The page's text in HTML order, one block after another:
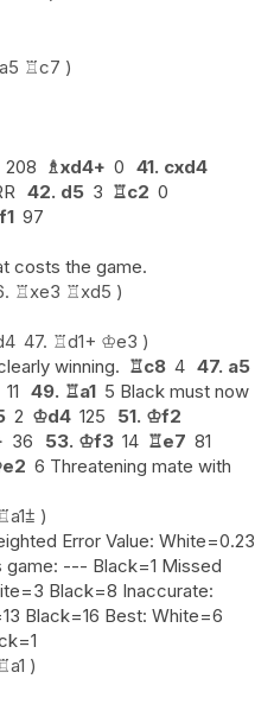
♖c7
208 ♗xd4+ 0 41. cxd4
42. d5 3 ♖c2 0
f1 97
costs the game.
♖xe3 ♖xd5
47. ♖d1+ ♔e3
winning. ♖c8 4 47. a5
11 49. ♖a1 5 Black must now
2 ♔d4 125 51. ♔f2
36 53. ♔f3 14 ♖e7 81
e2 6 Threatening mate with
a1⩲
Error Value: White=0.23
--- Black=1 Missed
Black=8 Inaccurate:
Black=16 Best: White=6
a1